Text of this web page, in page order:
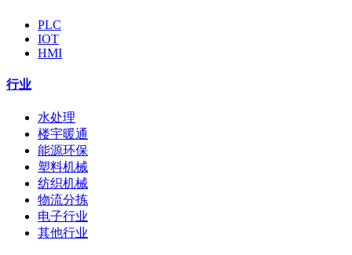
PLC
IOT
HMI
行业
水处理
楼宇暖通
能源环保
塑料机械
纺织机械
物流分拣
电子行业
其他行业